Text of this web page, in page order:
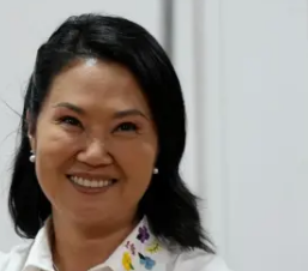
Video, Japón:
deja heridos y graves
daños en Kumamoto